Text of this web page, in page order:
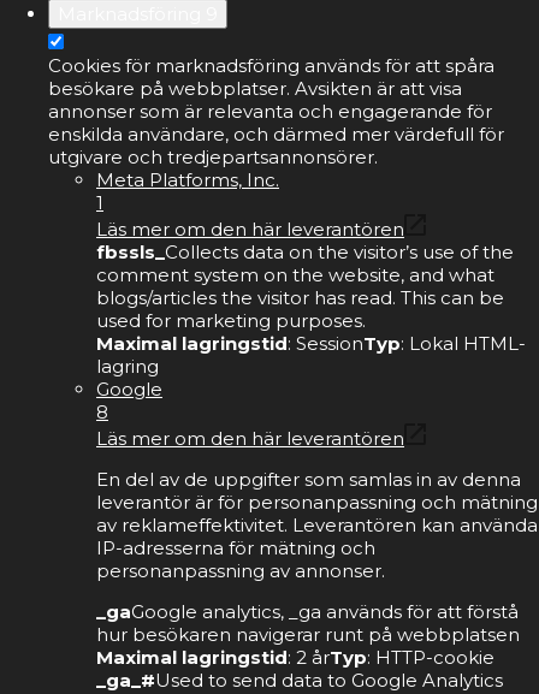
Cookies för marknadsföring används för att spåra
besökare på webbplatser. Avsikten är att visa
annonser som är relevanta och engagerande för
enskilda användare, och därmed mer värdefull för
utgivare och tredjepartsannonsörer.
Meta Platforms, Inc.
1
Läs mer om den här leverantören
fbssls_ Collects data on the visitor’s use of the
comment system on the website, and what
blogs/articles the visitor has read. This can be
used for marketing purposes.
Maximal lagringstid: SessionTyp: Lokal HTML-
lagring
Google
8
Läs mer om den här leverantören
En del av de uppgifter som samlas in av denna
leverantör är för personanpassning och mätning
av reklameffektivitet. Leverantören kan använda
IP-adresserna för mätning och
personanpassning av annonser.
_gaGoogle analytics, _ga används för att förstå
hur besökaren navigerar runt på webbplatsen
Maximal lagringstid: 2 årTyp: HTTP-cookie
_ga_#Used to send data to Google Analytics